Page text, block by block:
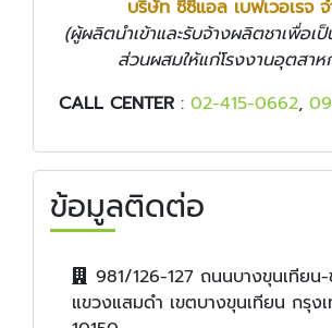
บริษัท ซีซีแอล เบฟเวอเรจ
(ผู้ผลิตนำเข้าและรับจ้างผลิตชาเพื่อ
ส่วนผสมให้แก่โรงงานอุตสาห
CALL CENTER : 02-415-0662,
ข้อมูลติดต่อ
981/126-127 ถนนบางขุนเทียน-
แขวงแสมดำ เขตบางขุนเทียน กรุง